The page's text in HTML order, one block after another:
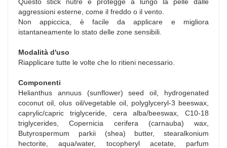
aggressioni esterne, come il freddo o il vento.
Non appiccica, è facile da applicare e migliora
istantaneamente lo stato delle zone sensibili.
Modalità d'uso
Riapplicare tutte le volte che lo ritieni necessario.
Componenti
Helianthus annuus (sunflower) seed oil, hydrogenated
coconut oil, olus oil/vegetable oil, polyglyceryl-3 beeswax,
caprylic/capric triglyceride, cera alba/beeswax, C10-18
triglycerides, Copernicia cerifera (carnauba) wax,
Butyrospermum parkii (shea) butter, stearalkonium
hectorite, aqua/water, tocopheryl acetate, parfum